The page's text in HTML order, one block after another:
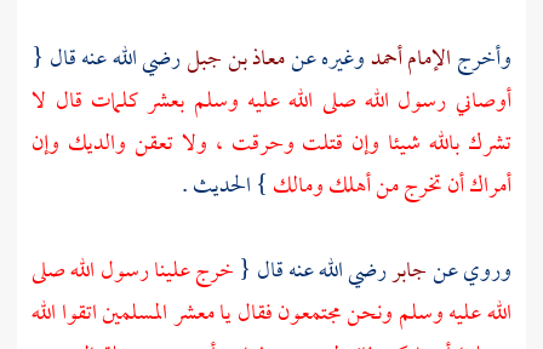
وأخرجالإمام أحمدوغيره عنمعاذ بن جبلرضي الله عنه قال {
أوصاني رسول الله صلى الله عليه وسلم بعشر كلمات قال لا
تشرك بالله شيئا وإن قتلت وحرقت ، ولا تعقن والديك وإن
أمراك أن تخرج من أهلك ومالك} الحديث .
وروي عنجابررضي الله عنه قال {خرج علينا رسول الله صلى
الله عليه وسلم ونحن مجتمعون فقال يا معشر المسلمين اتقوا الله